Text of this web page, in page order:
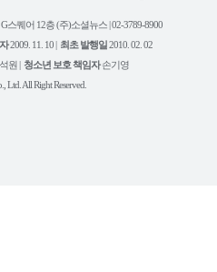
트
유
튜
스퀘어 12층 (주)소셜뉴스 | 02-3789-8900
2009. 11. 10 | 최초 발행일2010. 02. 02
원 | 청소년 보호 책임자손기영
Ltd. All Right Reserved.